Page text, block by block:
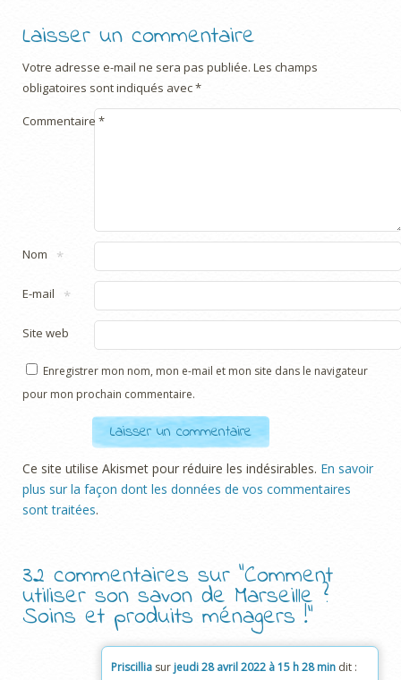
Laisser un commentaire
Votre adresse e-mail ne sera pas publiée. Les champs
obligatoires sont indiqués avec*
Commentaire *
Nom *
E-mail *
Site web
Enregistrer mon nom, mon e-mail et mon site dans le navigateur
pour mon prochain commentaire.
Ce site utilise Akismet pour réduire les indésirables. En savoir
plus sur la façon dont les données de vos commentaires
sont traitées.
32 commentaires sur “Comment
utiliser son savon de Marseille ?
Soins et produits ménagers !”
Priscillia sur jeudi 28 avril 2022 à 15 h 28 min dit :